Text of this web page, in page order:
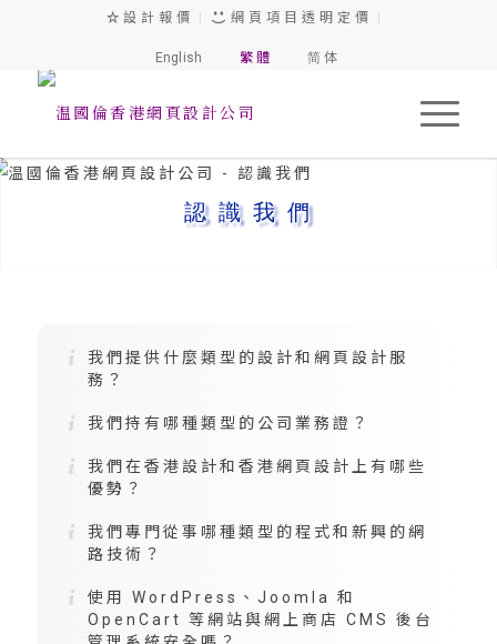
設 計 報 價 網 頁 項 目 透 明 定 價
English 繁 體 简 体
認 識 我 們
我們提供什麼類型的設計和網頁設計服
務？
我們持有哪種類型的公司業務證？
我們在香港設計和香港網頁設計上有哪些
優勢？
我們專門從事哪種類型的程式和新興的網
路技術？
使用 WordPress、Joomla 和
OpenCart 等網站與網上商店 CMS 後台